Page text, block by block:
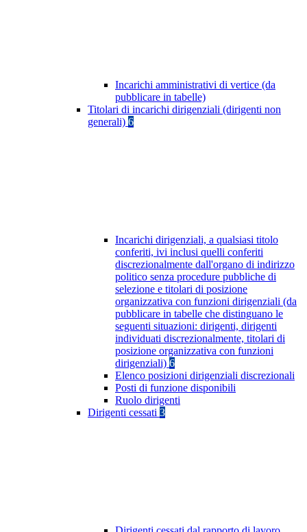
Incarichi amministrativi di vertice (da
pubblicare in tabelle)
Titolari di incarichi dirigenziali (dirigenti non
generali) 6
Incarichi dirigenziali, a qualsiasi titolo
conferiti, ivi inclusi quelli conferiti
discrezionalmente dall'organo di indirizzo
politico senza procedure pubbliche di
selezione e titolari di posizione
organizzativa con funzioni dirigenziali (da
pubblicare in tabelle che distinguano le
seguenti situazioni: dirigenti, dirigenti
individuati discrezionalmente, titolari di
posizione organizzativa con funzioni
dirigenziali) 6
Elenco posizioni dirigenziali discrezionali
Posti di funzione disponibili
Ruolo dirigenti
Dirigenti cessati 3